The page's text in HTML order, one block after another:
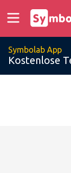
Symbolab App
Kostenlose